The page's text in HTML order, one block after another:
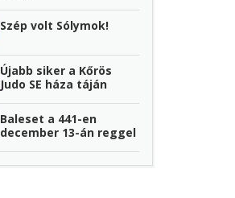
Szép volt Sólymok!
Újabb siker a Kőrös
Judo SE háza táján
Baleset a 441-en
december 13-án reggel